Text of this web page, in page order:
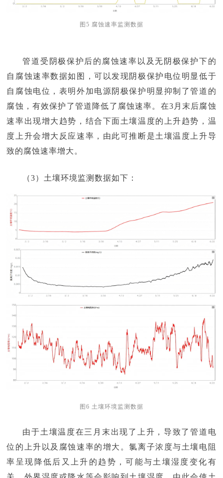
图5 腐蚀速率监测数据
管道受阴极保护后的腐蚀速率以及无阴极保护下的
自腐蚀速率数据如图，可以发现阴极保护电位明显低于
自腐蚀电位，表明外加电源阴极保护明显抑制了管道的
腐蚀，有效保护了管道降低了腐蚀速率。在3月末后腐蚀
速率出现增大趋势，结合下面土壤温度的上升趋势，温
度上升会增大反应速率，由此可推断是土壤温度上升导
致的腐蚀速率增大。
（3）土壤环境监测数据如下：
图6 土壤环境监测数据
由于土壤温度在三月末出现了上升，导致了管道电
位的上升以及腐蚀速率的增大。氯离子浓度与土壤电阻
率呈现降低后又上升的趋势，可能与土壤湿度变化有